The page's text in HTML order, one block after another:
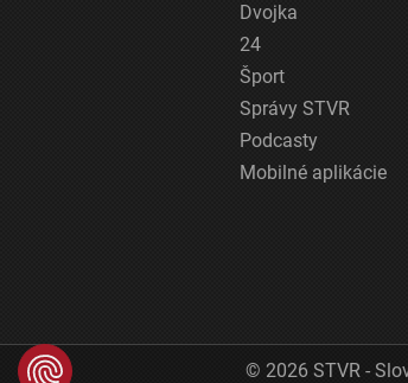
Dvojka
24
Šport
Správy STVR
Podcasty
Mobilné aplikácie
© 2026 STVR -